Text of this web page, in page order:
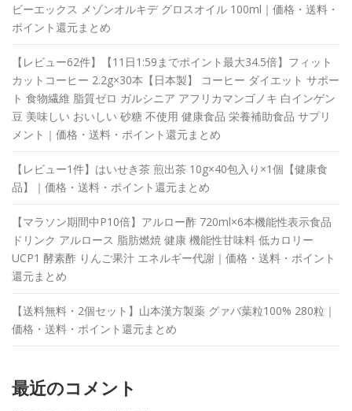
ビーエックス メゾンオルキデ グロスオイル 100ml｜価格・送料・
ポイント還元まとめ
【レビュー62件】【11日1:59までポイント最大34.5倍】フィット
カットコーヒー 2.2g×30本【日本製】 コーヒー ダイエット サポー
ト 食物繊維 脂質ゼロ ガルシニア アフリカマンゴノキ 白インゲン
豆 美味しい おいしい 砂糖 不使用 健康食品 栄養補助食品 サプリ
メント｜価格・送料・ポイント還元まとめ
【レビュー1件】はいせき茶 煎出茶 10g×40包入り×1個【健康食
品】｜価格・送料・ポイント還元まとめ
【マラソン期間中P10倍】アルロー酢 720ml×6本機能性表示食品
ドリンク アルロース 脂肪燃焼 健康 機能性甘味料 低カロリー
UCP1 酵素酢 りんご果汁 エネルギー代謝｜価格・送料・ポイント
還元まとめ
【送料無料・2個セット】山本漢方製薬 グァバ葉粒100% 280粒｜
価格・送料・ポイント還元まとめ
最近のコメント